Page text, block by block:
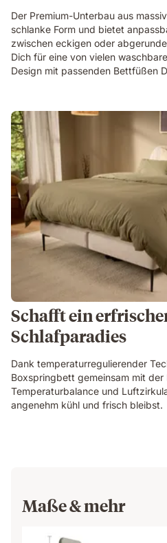
Der Premium-Unterbau aus
schlanke Form und bietet
zwischen eckigen oder
Dich für eine von vielen
Design mit passenden Bettfüßen
Schafft ein
Schlafparadies
Dank temperaturregulierender
Boxspringbett gemeinsam mit
Temperaturbalance und
angenehm kühl und frisch bleibst.
Maße & mehr